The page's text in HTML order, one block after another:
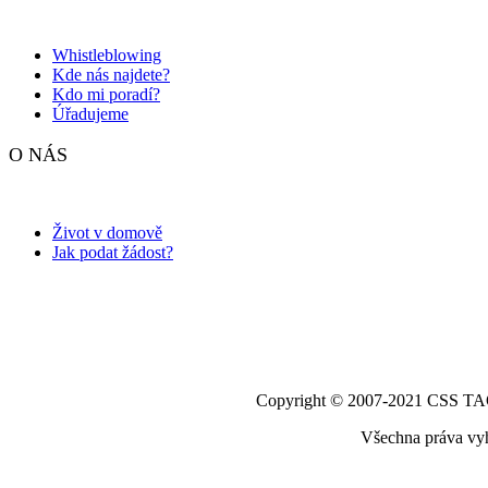
Whistleblowing
Kde nás najdete?
Kdo mi poradí?
Úřadujeme
O NÁS
Život v domově
Jak podat žádost?
Copyright © 2007-2021 CSS
Všechna práva